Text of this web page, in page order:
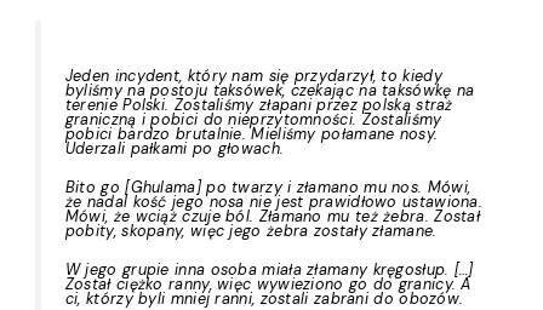
Jeden incydent, który nam się przydarzył, to kiedy
byliśmy na postoju taksówek, czekając na taksówkę na
terenie Polski. Zostaliśmy złapani przez polską straż
graniczną i pobici do nieprzytomności. Zostaliśmy
pobici bardzo brutalnie. Mieliśmy połamane nosy.
Uderzali pałkami po głowach.
Bito go [Ghulama] po twarzy i złamano mu nos. Mówi,
że nadal kość jego nosa nie jest prawidłowo ustawiona.
Mówi, że wciąż czuje ból. Złamano mu też żebra. Został
pobity, skopany, więc jego żebra zostały złamane.
W jego grupie inna osoba miała złamany kręgosłup. […]
Został ciężko ranny, więc wywieziono go do granicy. A
ci, którzy byli mniej ranni, zostali zabrani do obozów.